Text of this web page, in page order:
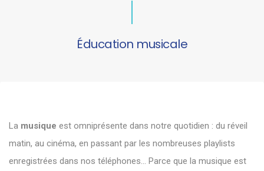
Éducation musicale
La musique est omniprésente dans notre quotidien : du réveil
matin, au cinéma, en passant par les nombreuses playlists
enregistrées dans nos téléphones... Parce que la musique est